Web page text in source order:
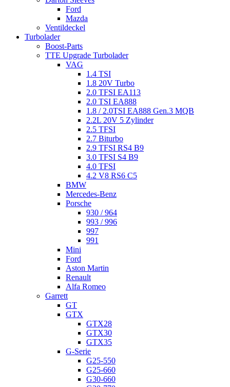
Ford
Mazda
Ventildeckel
Turbolader
Boost-Parts
TTE Upgrade Turbolader
VAG
1.4 TSI
1.8 20V Turbo
2.0 TFSI EA113
2.0 TSI EA888
1.8 / 2.0TSI EA888 Gen.3 MQB
2.2L 20V 5 Zylinder
2.5 TFSI
2.7 Biturbo
2.9 TFSI RS4 B9
3.0 TFSI S4 B9
4.0 TFSI
4.2 V8 RS6 C5
BMW
Mercedes-Benz
Porsche
930 / 964
993 / 996
997
991
Mini
Ford
Aston Martin
Renault
Alfa Romeo
Garrett
GT
GTX
GTX28
GTX30
GTX35
G-Serie
G25-550
G25-660
G30-660